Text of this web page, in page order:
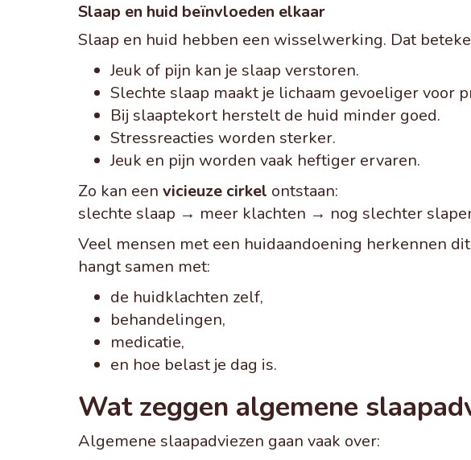
Slaap en huid beïnvloeden elkaar
Slaap en huid hebben een wisselwerking. Dat
Jeuk of pijn kan je slaap verstoren.
Slechte slaap maakt je lichaam gevoeliger voor
Bij slaaptekort herstelt de huid minder goed.
Stressreacties worden sterker.
Jeuk en pijn worden vaak heftiger ervaren.
Zo kan een vicieuze cirkel ontstaan:
slechte slaap → meer klachten → nog slechter
Veel mensen met een huidaandoening herkennen
hangt samen met:
de huidklachten zelf,
behandelingen,
medicatie,
en hoe belast je dag is.
Wat zeggen algemene
Algemene slaapadviezen gaan vaak over: